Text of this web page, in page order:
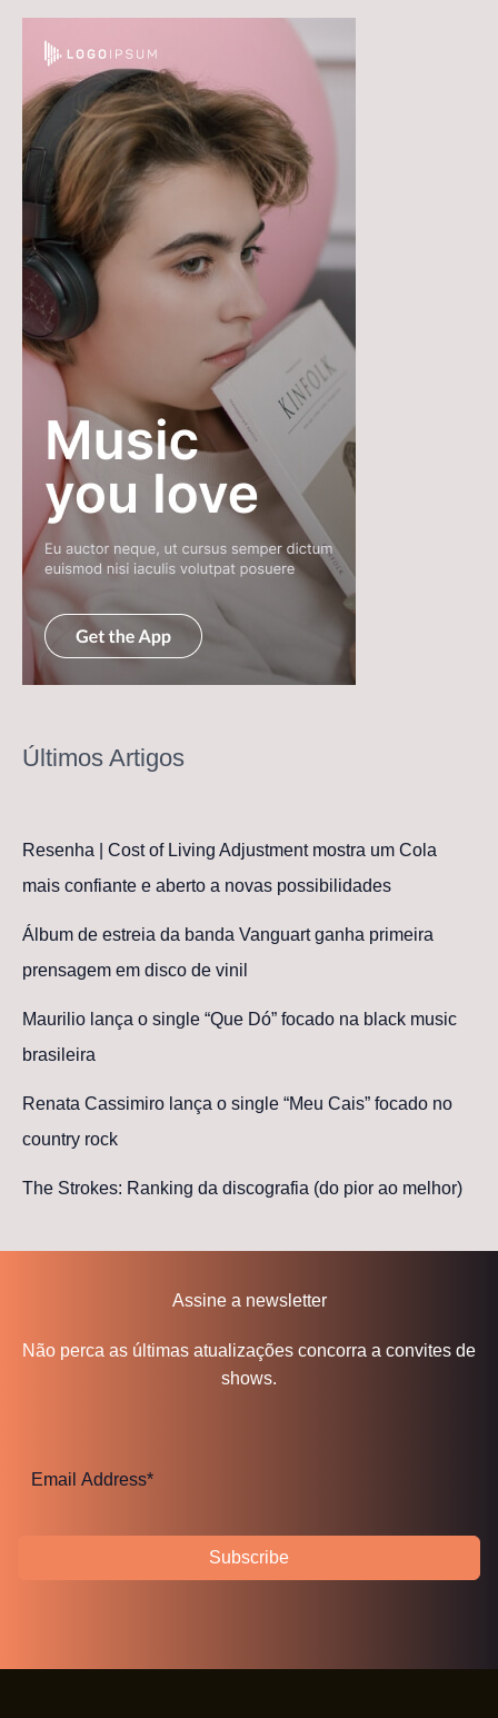
Últimos Artigos
Resenha | Cost of Living Adjustment mostra um Cola
mais confiante e aberto a novas possibilidades
Álbum de estreia da banda Vanguart ganha primeira
prensagem em disco de vinil
Maurilio lança o single “Que Dó” focado na black music
brasileira
Renata Cassimiro lança o single “Meu Cais” focado no
country rock
The Strokes: Ranking da discografia (do pior ao melhor)
Assine a newsletter
Não perca as últimas atualizações concorra a convites de
shows.
Subscribe